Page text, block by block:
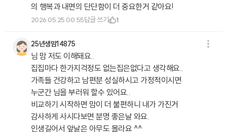
의 행복과 내면의 단단함이 더 중요한거 같아요!
2026.05.25 00:55답글 쓰기 1
25년생맘14875
님 맘 저도 이해돼요..
집집마다 한가지걱정도 없는집은없다고 생각해요..
가족들 건강하고 남편분 성실하시고 가정적이시면
누군간 님을 부러워 할수 있어요..
비교하기 시작하면 맘이 더 불편하니 내가 가진거
감사하게 사시다보면 분명 좋은날 와요.
인생길어서 앞날은 아무도 몰라요 ^^